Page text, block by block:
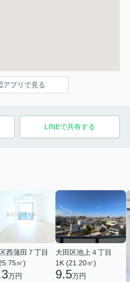
アプリで見る
LINEで共有する
西蒲田７丁目
㎡)
万円
大田区池上４丁目
1K (21.20㎡)
9.5万円